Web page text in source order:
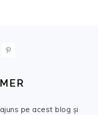
pe acest blog și